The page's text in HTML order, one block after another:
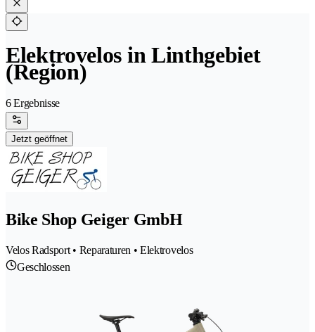
Elektrovelos in Linthgebiet
(Region)
6 Ergebnisse
Jetzt geöffnet
Bike Shop Geiger GmbH
Velos Radsport • Reparaturen • Elektrovelos
Geschlossen